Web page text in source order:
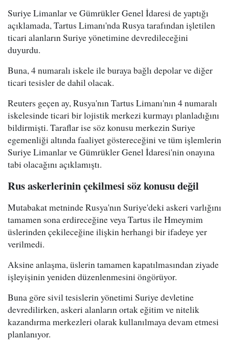
Suriye Limanlar ve Gümrükler Genel İdaresi de yaptığı
açıklamada, Tartus Limanı'nda Rusya tarafından işletilen
ticari alanların Suriye yönetimine devredileceğini
duyurdu.
Buna, 4 numaralı iskele ile buraya bağlı depolar ve diğer
ticari tesisler de dahil olacak.
Reuters geçen ay, Rusya'nın Tartus Limanı'nın 4 numaralı
iskelesinde ticari bir lojistik merkezi kurmayı planladığını
bildirmişti. Taraflar ise söz konusu merkezin Suriye
egemenliği altında faaliyet göstereceğini ve tüm işlemlerin
Suriye Limanlar ve Gümrükler Genel İdaresi'nin onayına
tabi olacağını açıklamıştı.
Rus askerlerinin çekilmesi söz konusu değil
Mutabakat metninde Rusya'nın Suriye'deki askeri varlığını
tamamen sona erdireceğine veya Tartus ile Hmeymim
üslerinden çekileceğine ilişkin herhangi bir ifadeye yer
verilmedi.
Aksine anlaşma, üslerin tamamen kapatılmasından ziyade
işleyişinin yeniden düzenlenmesini öngörüyor.
Buna göre sivil tesislerin yönetimi Suriye devletine
devredilirken, askeri alanların ortak eğitim ve nitelik
kazandırma merkezleri olarak kullanılmaya devam etmesi
planlanıyor.